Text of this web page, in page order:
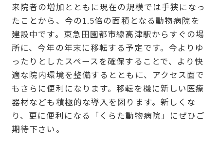
来院者の増加とともに現在の規模では手狭になっ
たことから、今の1.5倍の面積となる動物病院を
建設中です。東急田園都市線高津駅からすぐの場
所に、今年の年末に移転する予定です。今よりゆ
ったりとしたスペースを確保することで、より快
適な院内環境を整備するとともに、アクセス面で
もさらに便利になります。移転を機に新しい医療
器材なども積極的な導入を図ります。新しくな
り、更に便利になる「くらた動物病院」にぜひご
期待下さい。